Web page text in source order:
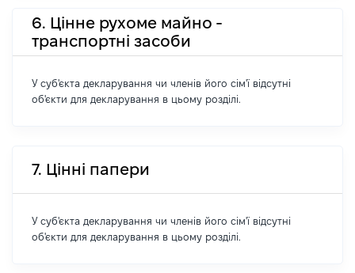
6. Цінне рухоме майно -
транспортні засоби
У суб'єкта декларування чи членів його сім'ї відсутні
об'єкти для декларування в цьому розділі.
7. Цінні папери
У суб'єкта декларування чи членів його сім'ї відсутні
об'єкти для декларування в цьому розділі.